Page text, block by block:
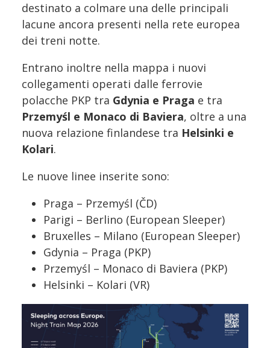
destinato a colmare una delle principali
lacune ancora presenti nella rete europea
dei treni notte.
Entrano inoltre nella mappa i nuovi
collegamenti operati dalle ferrovie
polacche PKP tra Gdynia e Praga e tra
Przemyśl e Monaco di Baviera, oltre a una
nuova relazione finlandese tra Helsinki e
Kolari.
Le nuove linee inserite sono:
Praga – Przemyśl (ČD)
Parigi – Berlino (European Sleeper)
Bruxelles – Milano (European Sleeper)
Gdynia – Praga (PKP)
Przemyśl – Monaco di Baviera (PKP)
Helsinki – Kolari (VR)